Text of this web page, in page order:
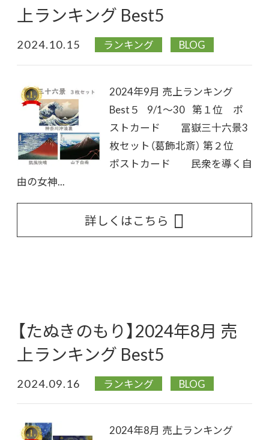
上ランキング Best5
2024.10.15 ランキング BLOG
2024年9月 売上ランキング
Best５ 9/1～30 第１位 ポ
ストカード 冨嶽三十六景3
枚セット（葛飾北斎） 第２位
ポストカード 民衆を導く自
由の女神...
詳しくはこちら
【たぬきのもり】2024年8月 売
上ランキング Best5
2024.09.16 ランキング BLOG
2024年8月 売上ランキング